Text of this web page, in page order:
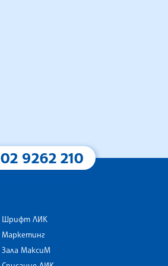
02 9262 210
Шрифт ЛИК
Маркетинг
Зала МаксиМ